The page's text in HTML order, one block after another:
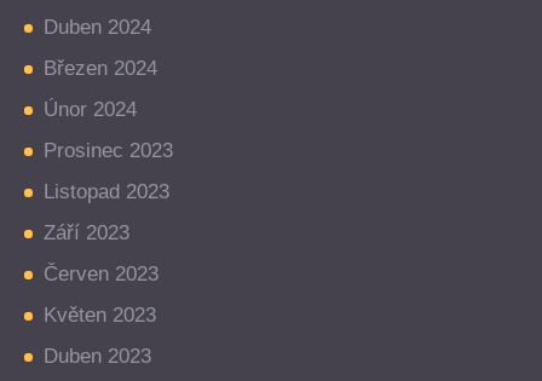
Duben 2024
Březen 2024
Únor 2024
Prosinec 2023
Listopad 2023
Září 2023
Červen 2023
Květen 2023
Duben 2023